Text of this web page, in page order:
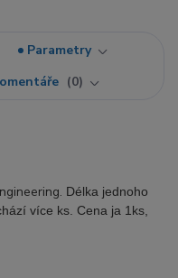
Parametry
0
Délka jednoho
více ks. Cena ja 1ks,